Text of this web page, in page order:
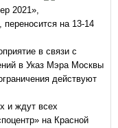
2021»,
переносится на 13-14
в связи с
в Указ Мэра Москвы
действуют
и ждут всех
на Красной